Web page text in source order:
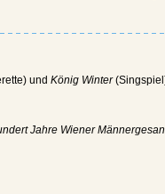
und König Winter
Jahre Wiener